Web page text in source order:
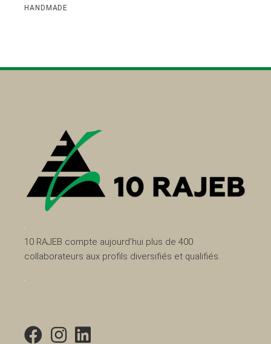
HANDMADE
10 RAJEB compte aujourd’hui plus de 400
collaborateurs aux profils diversifiés et qualifiés.